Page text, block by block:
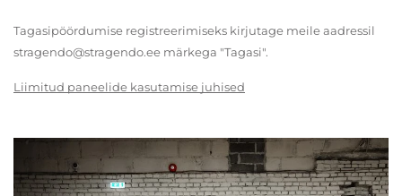
Tagasipöördumise registreerimiseks kirjutage meile aadressil
stragendo@stragendo.ee märkega "Tagasi".
Liimitud paneelide kasutamise juhised